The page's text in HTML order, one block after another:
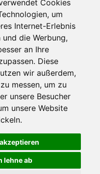
Cookies
um
Internet-Erlebnis
die Werbung,
an Ihre
Diese
wir außerdem,
messen, um zu
unsere Besucher
unsere Website
lehne ab
Partners
Facebook
Twitter
YouTube
Google+